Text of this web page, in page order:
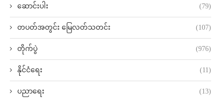
ဆောင်းပါး (79)
တပတ်အတွင်း မြေလတ်သတင်း (107)
တိုက်ပွဲ (976)
နိုင်ငံရေး (11)
ပညာရေး (13)